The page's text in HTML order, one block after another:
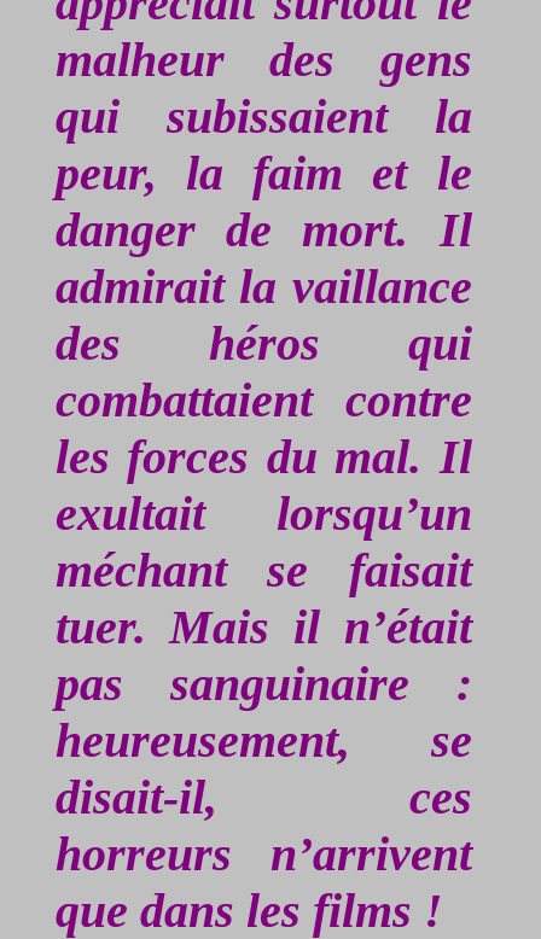
malheur des gens
qui subissaient la
peur, la faim et le
danger de mort. Il
admirait la vaillance
des héros qui
combattaient contre
les forces du mal. Il
exultait lorsqu’un
méchant se faisait
tuer. Mais il n’était
pas sanguinaire :
heureusement, se
disait-il, ces
horreurs n’arrivent
que dans les films !